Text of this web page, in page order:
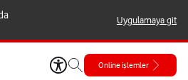
Uygulamaya git
Online işlemler